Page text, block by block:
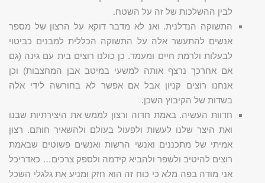
לבין ההשלכות של זה על השטח.
התשוקה הנדלנית. ואנ לא מדבר דוקא על הרצון של מספר
אנשים להתעשר אלה על התשוקה הכללית למבנים כביטוי
לבעלות ולרמת חיים ומעמד. כן כולנו רוצים בית עם גינה (גם
אם אחרכך נרצף אותה למשעי במיטב אבן המחצבות) וכן
אנחנו רוצים קניון אבל אם אפשר לא בחורשה לידי אלה
בשדות של הקיבוץ השכן.
חדוות העשיה. באמת חדוה ורצון לממש את היצירתיות שבנו
ואת היצר שלנו לעשות ולפעול בעולם ולהשאיר חותם. רצון
אמיתי של מתכננים ואנשי הרשות ואנשים פשוטים שבאמת
רוצים להיטיב ולשפר ולהביא קידמה ולספק צרכים… כאדריכל
אני מודה בפה מלא כי כוח זה הוא חזק ומניע את גלגלי השכל